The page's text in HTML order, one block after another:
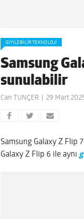
GIYILEBILIR TEKNOLOJI
Samsung
sunulabilir
Can TUNÇER 29 Mart
Samsung Galaxy Z Flip 7
Galaxy Z Flip 6 ile aynı